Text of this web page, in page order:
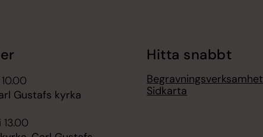
Gustafs kyrka
13.00
Hitta snabbt
Begravningsverksamhet
Sidkarta